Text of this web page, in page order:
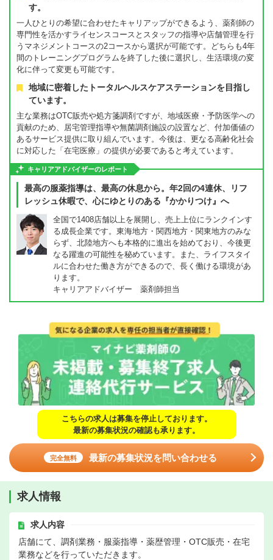
す。
一人ひとりの希望に合わせたキャリアップができるよう、薬剤師の
専門性を活かすライセンスコースとスタッフの指導や店舗管理を行
うマネジメントコースの2コースから選択が可能です。どちらも4年
間のトレーニングプログラムを終了した後に選択し、生活環境の変
化に伴って変更も可能です。
地域に密着したトータルヘルスケアステーションを目指し
ています。
主な業務はOTC販売や処方箋調剤ですが、地域医療・予防医学への
貢献のため、居宅管理指導や無菌調剤施設の設置など、付加価値の
あるサービス提供に取り組んでいます。今後は、更なる高齢化社会
に対応した「在宅医療」の提供が必要であると考えています。
キャリアアドバイザーのレポート
最高の服薬指導は、最高の休息から。年2回の4連休、リフ
レッシュ休暇で、心にゆとりのある『かかりつけ』へ
全国で1408店舗以上を展開し、売上上位にランクインす
る成長企業です。東海地方・関西地方・関東地方のみな
らず、北陸地方へも本格的に進出を始めており、今後更
なる躍進の可能性を秘めています。また、ライフスタイ
ルに合わせた働き方ができるので、長く働ける環境があ
ります。
キャリアアドバイザー 薬剤師担当
こちらの求人は募集を停止しております。
最新の募集状況の確認も承ります。
完全無料 最新の募集状況を問い合わせる
求人情報
求人内容
店舗にて、調剤業務・服薬指導・薬歴管理・OTC販売・在宅
業務などを行っていただきます。